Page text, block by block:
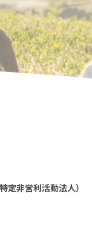
非営利活動法人）